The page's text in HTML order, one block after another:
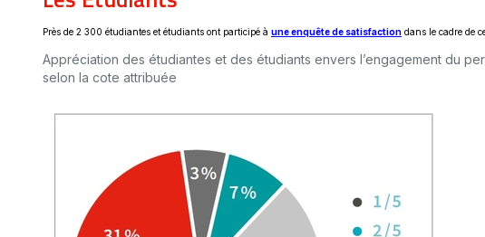
Près de 2 300 étudiantes et étudiants ont participé à une enquête de satisfaction dans le cadre de
Appréciation des étudiantes et des étudiants envers l’engagement du
selon la cote attribuée